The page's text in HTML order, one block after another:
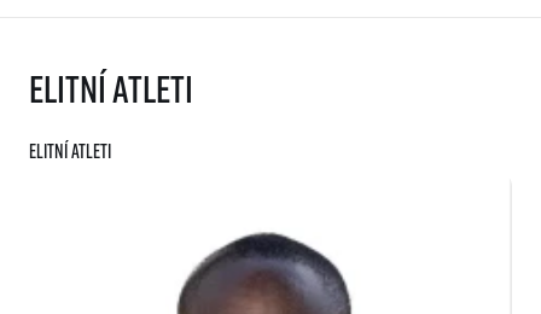
Elitní atleti
Elitní atleti